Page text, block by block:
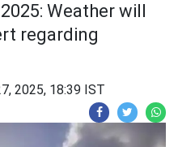
Weather will
regarding
2025, 18:39 IST